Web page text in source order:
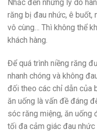
Nhắc đến những lý do
răng bị đau nhức, ê buốt,
vô cùng… Thì không thể
khách hàng.
Để quá trình niềng răng
nhanh chóng và không
đối theo các chỉ dẫn của
ăn uống là vấn đề đáng
sóc răng miệng, ăn uống
tối đa cảm giác đau nhức